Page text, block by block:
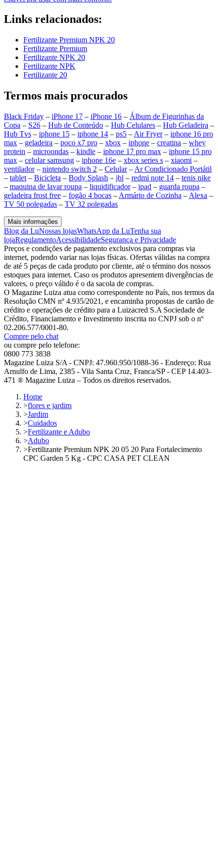
Links relacionados:
Fertilizante Premium NPK 20
Fertilizante Premium
Fertilizante NPK 20
Fertilizante NPK
Fertilizante 20
Termos mais procurados
Black Friday – iPhone 17 – iPhone 16 – Álbum de Figurinhas da
Copa – S26 – Hub de Conteúdo – Hub Celulares – Hub Geladeira –
Hub Tvs – iphone 15 – iphone 14 – ps5 – Air Fryer– iphone 16 pro
max – geladeira – poco x7 pro – xbox – iphone – creatina – whey
protein – microondas – kindle – iphone 17 pro max – iphone 15 pro
max – celular samsung – iphone 16e – xbox series s – xiaomi –
ventilador– nintendo switch 2 – Celular– Ar Condicionado Portátil
– tablet – Bicicleta – Body Splash – jbl – redmi note 14 – tenis nike
– maquina de lavar roupa – liquidificador– ipad – guarda roupa –
geladeira frost free – fogão 4 bocas – Armário de Cozinha – Alexa –
TV 50 polegadas – TV 32 polegadas
Mais informações
Blog da LuNossas lojasWhatsApp da LuTenha sua
lojaRegulamentoAcessibilidadeSegurança e Privacidade
Preços e condições de pagamento exclusivos para compras via
internet, podendo variar nas lojas físicas. Ofertas válidas na compra
de até 5 peças de cada produto por cliente, até o término dos nossos
estoques para internet. Caso os produtos apresentem divergências de
valores, o preço válido é o da sacola de compras.
O Magazine Luiza atua como correspondente no País, nos termos da
Resolução CMN nº 4.935/2021, e encaminha propostas de cartão de
crédito e operações de crédito para a Luizacred S.A Sociedade de
Crédito, Financiamento e Investimento inscrita no CNPJ sob o nº
02.206.577/0001-80.
Compre pelo chat
ou compre pelo telefone:
0800 773 3838
Magazine Luiza S/A - CNPJ: 47.960.950/1088-36 - Endereço: Rua
Arnulfo de Lima, 2385 - Vila Santa Cruz, Franca/SP - CEP 14.403-
471 ® Magazine Luiza – Todos os direitos reservados.
Home
>flores e jardim
>Jardim
>Cuidados
>Fertilizante e Adubo
>Adubo
>Fertilizante Premium NPK 20 05 20 Para Fortalecimento
CPC Garden 5 Kg - CPC CASA PET CLEAN